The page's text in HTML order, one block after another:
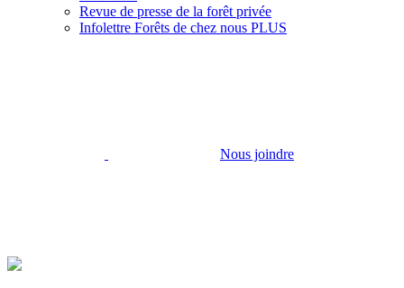
Revue de presse de la forêt privée
Infolettre Forêts de chez nous PLUS
Nous joindre